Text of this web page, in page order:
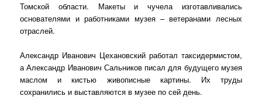
Томской области. Макеты и чучела изготавливались
основателями и работниками музея – ветеранами лесных
отраслей.
Александр Иванович Цехановский работал таксидермистом,
а Александр Иванович Сальников писал для будущего музея
маслом и кистью живописные картины. Их труды
сохранились и выставляются в музее по сей день.